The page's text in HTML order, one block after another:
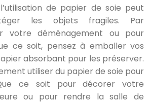
de papier de soie peut
les objets fragiles. Par
votre déménagement ou pour
ce soit, pensez à emballer vos
absorbant pour les préserver.
utiliser du papier de soie pour
ce soit pour décorer votre
ou pour rendre la salle de